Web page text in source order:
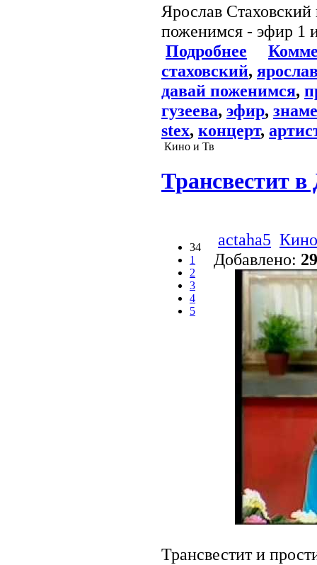
Ярослав
поженимся - эфир 1
Подробнее
стаховский,
давай поженимся,
гузеева, эфир,
stex, концерт,
Кино и Тв
Трансвестит
34
1
2
3
4
5
actaha5
Добавлено:
Трансвестит и